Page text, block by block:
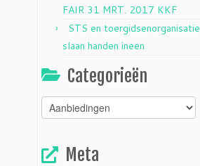
FAIR 31 MRT. 2017 KKF
STS en toergidsenorganisatie
slaan handen ineen
Categorieën
Categorieën
Meta